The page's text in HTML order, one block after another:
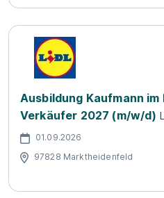
Ausbildung Kaufmann im
Verkäufer 2027 (m/w/d)
01.09.2026
97828 Marktheidenfeld